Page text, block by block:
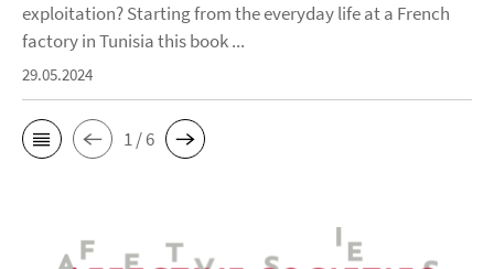
exploitation? Starting from the everyday life at a French
factory in Tunisia this book ...
29.05.2024
1 / 6